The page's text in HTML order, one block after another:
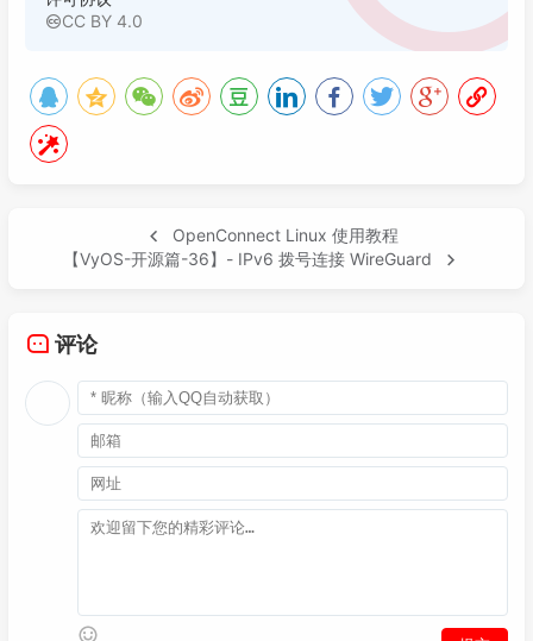
CC BY 4.0
OpenConnect Linux 使用教程
【VyOS-开源篇-36】- IPv6 拨号连接 WireGuard
评论